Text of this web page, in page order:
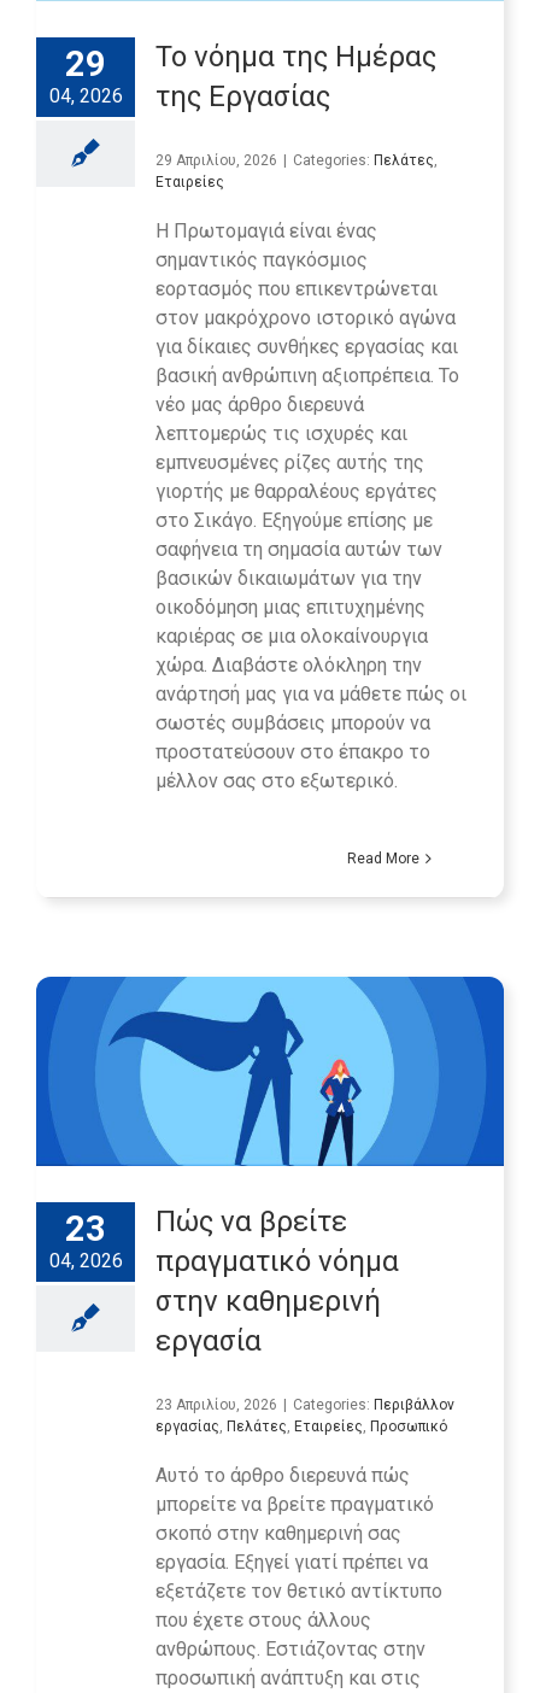
29
04, 2026
Το νόημα της Ημέρας
της Εργασίας
29 Απριλίου, 2026 | Categories: Πελάτες
Εταιρείες
Η Πρωτομαγιά είναι ένας
σημαντικός παγκόσμιος
εορτασμός που επικεντρώνεται
στον μακρόχρονο ιστορικό αγώνα
για δίκαιες συνθήκες εργασίας και
βασική ανθρώπινη αξιοπρέπεια. Το
νέο μας άρθρο διερευνά
λεπτομερώς τις ισχυρές και
εμπνευσμένες ρίζες αυτής της
γιορτής με θαρραλέους εργάτες
στο Σικάγο. Εξηγούμε επίσης με
σαφήνεια τη σημασία αυτών των
βασικών δικαιωμάτων για την
οικοδόμηση μιας επιτυχημένης
καριέρας σε μια ολοκαίνουργια
χώρα. Διαβάστε ολόκληρη την
ανάρτησή μας για να μάθετε πώς οι
σωστές συμβάσεις μπορούν να
προστατεύσουν στο έπακρο το
μέλλον σας στο εξωτερικό.
Read More
23
04, 2026
Πώς να βρείτε
πραγματικό νόημα
στην καθημερινή
εργασία
23 Απριλίου, 2026 | Categories: Περιβάλλον
εργασίας Πελάτες Εταιρείες Προσωπικό
Αυτό το άρθρο διερευνά πώς
μπορείτε να βρείτε πραγματικό
σκοπό στην καθημερινή σας
εργασία. Εξηγεί γιατί πρέπει να
εξετάζετε τον θετικό αντίκτυπο
που έχετε στους άλλους
ανθρώπους. Εστιάζοντας στην
προσωπική ανάπτυξη και στις